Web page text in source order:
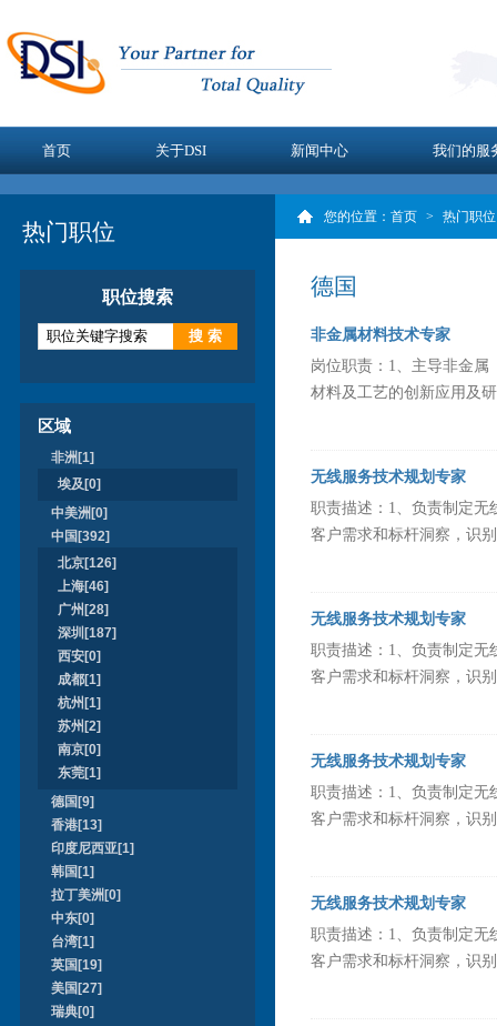
首页 关于DSI 新闻中心 我们的服
热门职位
职位搜索
区域
非洲[1]
埃及[0]
中美洲[0]
中国[392]
北京[126]
上海[46]
广州[28]
深圳[187]
西安[0]
成都[1]
杭州[1]
苏州[2]
南京[0]
东莞[1]
德国[9]
香港[13]
印度尼西亚[1]
韩国[1]
拉丁美洲[0]
中东[0]
台湾[1]
英国[19]
美国[27]
瑞典[0]
您的位置： 首页 > 热门职位
德国
非金属材料技术专家
岗位职责：1、主导非金
材料及工艺的创新应用及
无线服务技术规划专家
职责描述：1、负责制定无
客户需求和标杆洞察，识
无线服务技术规划专家
职责描述：1、负责制定无
客户需求和标杆洞察，识
无线服务技术规划专家
职责描述：1、负责制定无
客户需求和标杆洞察，识
无线服务技术规划专家
职责描述：1、负责制定无
客户需求和标杆洞察，识